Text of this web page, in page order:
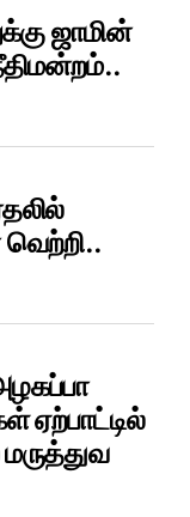
ஜாமின்
வெற்றி..
ஏற்பாட்டில்